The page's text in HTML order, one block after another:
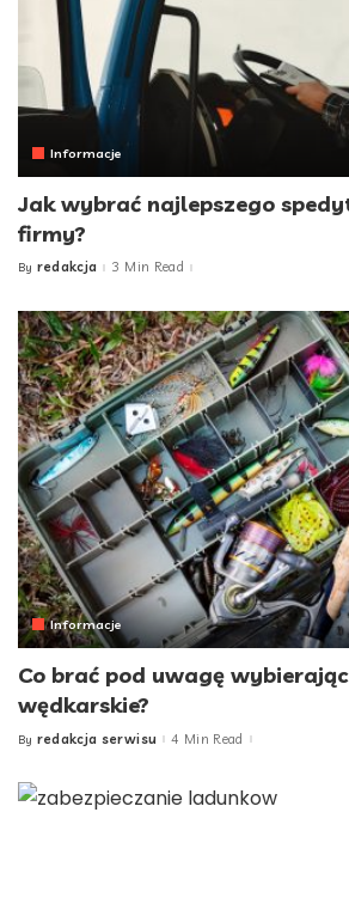
Informacje
Jak wybrać najlepszego
firmy?
Posted
By redakcja 3 Min Read
Informacje
Co brać pod uwagę
wędkarskie?
Posted
By redakcja serwisu 4 Min Read